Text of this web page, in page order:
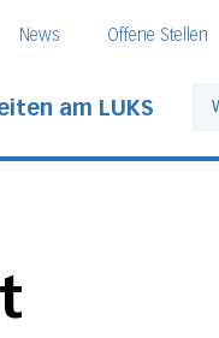
News Offene Stellen
am LUKS